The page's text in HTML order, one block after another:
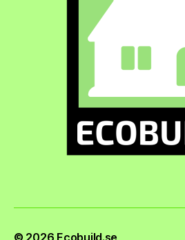
© 2026 Ecobuild.se